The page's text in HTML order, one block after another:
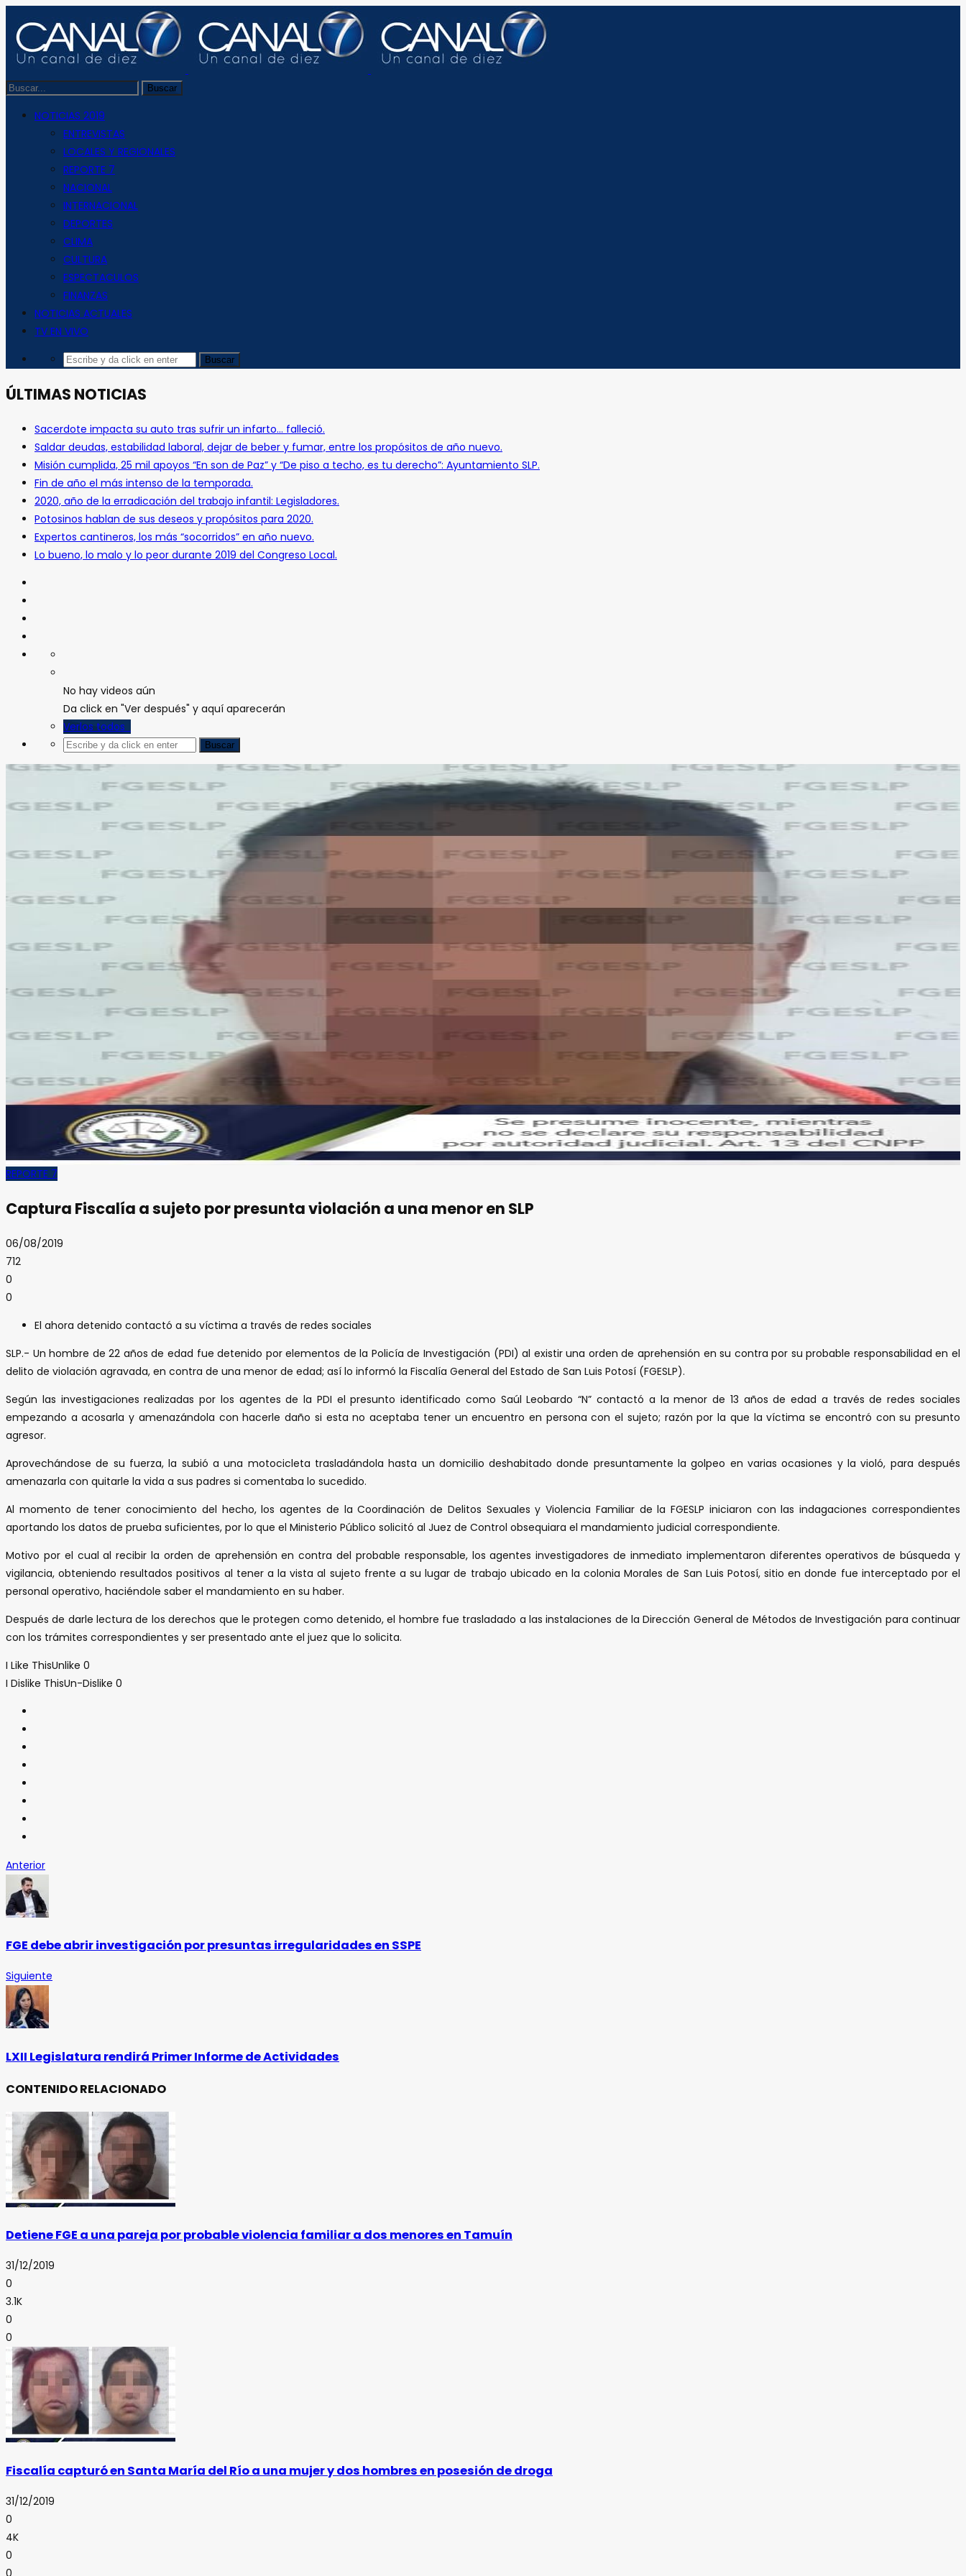
NOTICIAS 2019
ENTREVISTAS
LOCALES Y REGIONALES
REPORTE 7
NACIONAL
INTERNACIONAL
DEPORTES
CLIMA
CULTURA
ESPECTACULOS
FINANZAS
NOTICIAS ACTUALES
TV EN VIVO
ÚLTIMAS NOTICIAS
Sacerdote impacta su auto tras sufrir un infarto… falleció.
Saldar deudas, estabilidad laboral, dejar de beber y fumar, entre los propósitos de año nuevo.
Misión cumplida, 25 mil apoyos “En son de Paz” y “De piso a techo, es tu derecho”: Ayuntamiento SLP.
Fin de año el más intenso de la temporada.
2020, año de la erradicación del trabajo infantil: Legisladores.
Potosinos hablan de sus deseos y propósitos para 2020.
Expertos cantineros, los más “socorridos” en año nuevo.
Lo bueno, lo malo y lo peor durante 2019 del Congreso Local.
No hay videos aún
Da click en "Ver después" y aquí aparecerán
Verlos todos
REPORTE 7
Captura Fiscalía a sujeto por presunta violación a una menor en SLP
06/08/2019
712
0
0
El ahora detenido contactó a su víctima a través de redes sociales
SLP.- Un hombre de 22 años de edad fue detenido por elementos de la Policía de Investigación (PDI) al existir una orden de aprehensión en su contra por su probable responsabilidad en el
delito de violación agravada, en contra de una menor de edad; así lo informó la Fiscalía General del Estado de San Luis Potosí (FGESLP).
Según las investigaciones realizadas por los agentes de la PDI el presunto identificado como Saúl Leobardo “N” contactó a la menor de 13 años de edad a través de redes sociales
empezando a acosarla y amenazándola con hacerle daño si esta no aceptaba tener un encuentro en persona con el sujeto; razón por la que la víctima se encontró con su presunto
agresor.
Aprovechándose de su fuerza, la subió a una motocicleta trasladándola hasta un domicilio deshabitado donde presuntamente la golpeo en varias ocasiones y la violó, para después
amenazarla con quitarle la vida a sus padres si comentaba lo sucedido.
Al momento de tener conocimiento del hecho, los agentes de la Coordinación de Delitos Sexuales y Violencia Familiar de la FGESLP iniciaron con las indagaciones correspondientes
aportando los datos de prueba suficientes, por lo que el Ministerio Público solicitó al Juez de Control obsequiara el mandamiento judicial correspondiente.
Motivo por el cual al recibir la orden de aprehensión en contra del probable responsable, los agentes investigadores de inmediato implementaron diferentes operativos de búsqueda y
vigilancia, obteniendo resultados positivos al tener a la vista al sujeto frente a su lugar de trabajo ubicado en la colonia Morales de San Luis Potosí, sitio en donde fue interceptado por el
personal operativo, haciéndole saber el mandamiento en su haber.
Después de darle lectura de los derechos que le protegen como detenido, el hombre fue trasladado a las instalaciones de la Dirección General de Métodos de Investigación para continuar
con los trámites correspondientes y ser presentado ante el juez que lo solicita.
I Like ThisUnlike 0
I Dislike ThisUn-Dislike 0
Anterior
FGE debe abrir investigación por presuntas irregularidades en SSPE
Siguiente
LXII Legislatura rendirá Primer Informe de Actividades
CONTENIDO RELACIONADO
Detiene FGE a una pareja por probable violencia familiar a dos menores en Tamuín
31/12/2019
0
3.1K
0
0
Fiscalía capturó en Santa María del Río a una mujer y dos hombres en posesión de droga
31/12/2019
0
4K
0